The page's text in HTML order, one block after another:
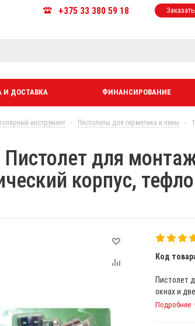
+375 33 380 59 18
И ДОСТАВКА ФИНАНСИРОВАНИЕ
инструмент - Пистолеты для герметика и пены -
для
корпус,
Код
Пистолет
окнах и
Подробнее